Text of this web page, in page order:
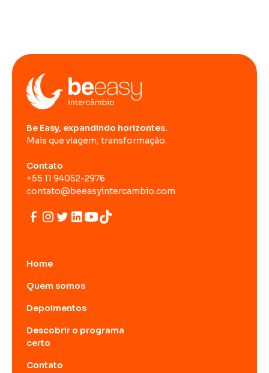
Be Easy, expandindo horizontes.
Mais que viagem, transformação.
Contato
+55 11 94052-2976
contato@beeasyintercambio.com
Home
Quem somos
Depoimentos
Descobrir o programa
certo
Contato